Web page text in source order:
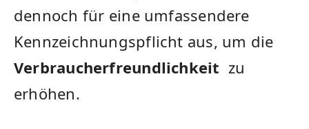
dennoch⁢ für eine umfassendere
Kennzeichnungspflicht aus,⁤ um ‍die‍
Verbraucherfreundlichkeit ‌ zu
erhöhen.